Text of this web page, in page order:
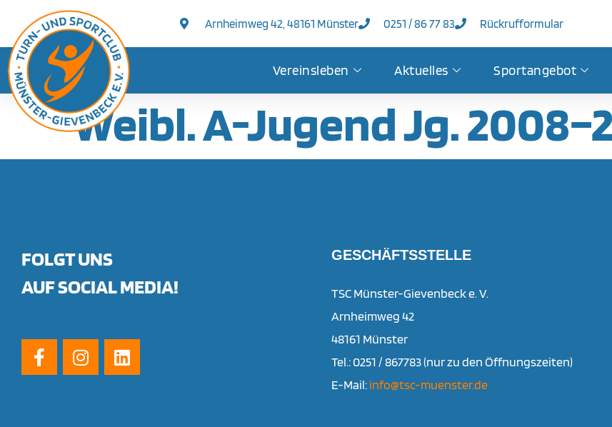
springen
Arnheimweg 42, 48161 Münster 0251 / 86 77 83 Rückrufformular
Vereinsleben Aktuelles Sportangebot
Weibl. A-Jugend Jg.
FOLGT UNS
AUF SOCIAL MEDIA!
GESCHÄFTSSTELLE
TSC Münster-Gievenbeck e. V.
Arnheimweg 42
48161 Münster
Tel.: 0251 / 867783 (nur zu den Öffnungszeiten)
E-Mail:info@tsc-muenster.de